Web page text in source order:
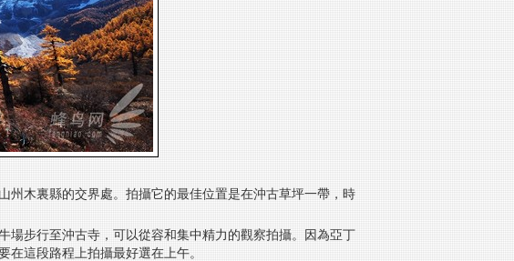
州木裏縣的交界處。拍攝它的最佳位置是在沖古草坪一帶，時
場步行至沖古寺，可以從容和集中精力的觀察拍攝。因為亞丁
在這段路程上拍攝最好選在上午。